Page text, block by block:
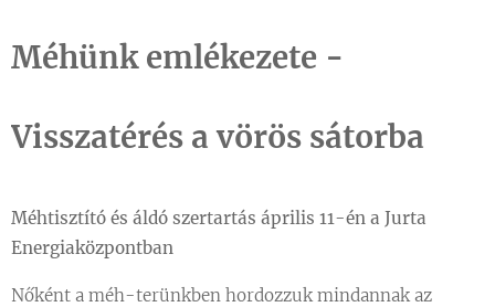
Méhünk emlékezete -
Visszatérés a vörös sátorba
Méhtisztító és áldó szertartás április 11-én a Jurta
Energiaközpontban
Nőként a méh-terünkben hordozzuk mindannak az